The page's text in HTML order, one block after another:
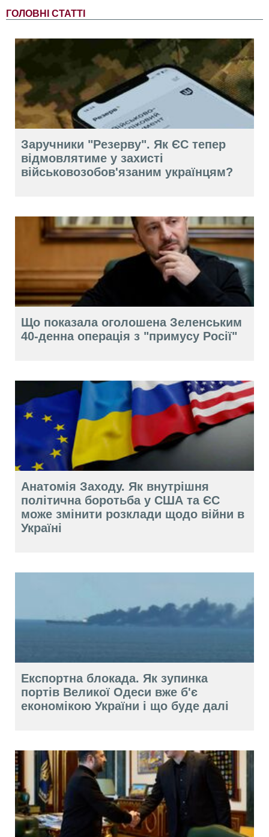
ГОЛОВНІ СТАТТІ
Заручники "Резерву". Як ЄС тепер
відмовлятиме у захисті
військовозобов'язаним українцям?
Що показала оголошена Зеленським
40-денна операція з "примусу Росії"
Анатомія Заходу. Як внутрішня
політична боротьба у США та ЄС
може змінити розклади щодо війни в
Україні
Експортна блокада. Як зупинка
портів Великої Одеси вже б'є
економікою України і що буде далі